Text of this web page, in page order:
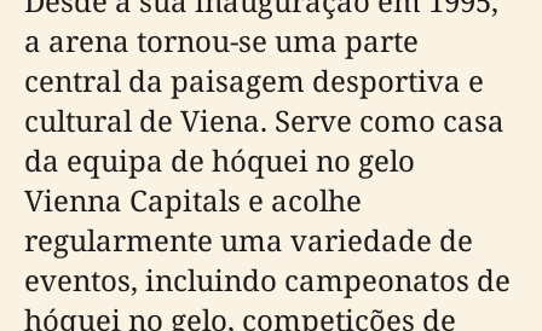
a arena tornou-se uma parte
central da paisagem desportiva e
cultural de Viena. Serve como casa
da equipa de hóquei no gelo
Vienna Capitals e acolhe
regularmente uma variedade de
eventos, incluindo campeonatos de
hóquei no gelo, competições de